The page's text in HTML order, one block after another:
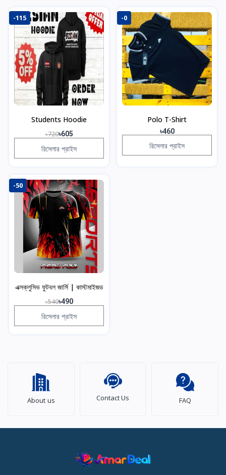
-115
Students Hoodie
৳720৳605
রিসেলার প্রাইস
-0
Polo T-Shirt
৳460
রিসেলার প্রাইস
-50
এক্সক্লুসিভ ফুটবল জার্সি | কাস্টমাইজড
৳540৳490
রিসেলার প্রাইস
About us Contact Us FAQ